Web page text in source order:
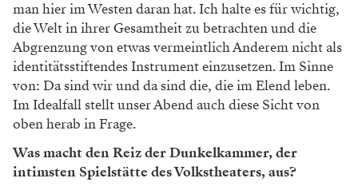
man hier im Westen daran hat. Ich halte es für wichtig,
die Welt in ihrer Gesamtheit zu betrachten und die
Abgrenzung von etwas vermeintlich Anderem nicht als
identitätsstiftendes Instrument einzusetzen. Im Sinne
von: Da sind wir und da sind die, die im Elend leben.
Im Idealfall stellt unser Abend auch diese Sicht von
oben herab in Frage.
Was macht den Reiz der Dunkelkammer, der
intimsten Spielstätte des Volkstheaters, aus?